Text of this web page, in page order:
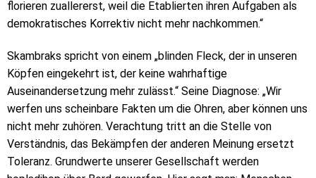
florieren zuallererst, weil die Etablierten ihren Aufgaben als
demokratisches Korrektiv nicht mehr nachkommen.“
Skambraks spricht von einem „blinden Fleck, der in unseren
Köpfen eingekehrt ist, der keine wahrhaftige
Auseinandersetzung mehr zulässt.“ Seine Diagnose: „Wir
werfen uns scheinbare Fakten um die Ohren, aber können uns
nicht mehr zuhören. Verachtung tritt an die Stelle von
Verständnis, das Bekämpfen der anderen Meinung ersetzt
Toleranz. Grundwerte unserer Gesellschaft werden